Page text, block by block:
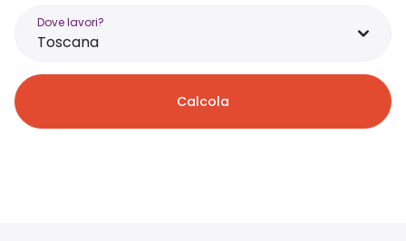
Dove lavori?
Toscana
Calcola